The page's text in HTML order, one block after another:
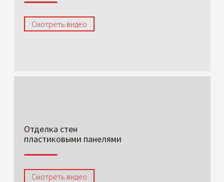
Смотреть видео
Отделка стен
пластиковыми панелями
Смотреть видео